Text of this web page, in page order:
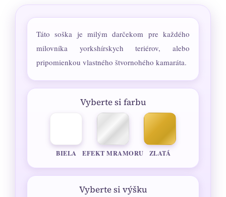
Táto soška je milým darčekom pre každého
milovníka yorkshírskych teriérov, alebo
pripomienkou vlastného štvornohého kamaráta.
Vyberte si farbu
BIELA EFEKT MRAMORU ZLATÁ
Vyberte si výšku